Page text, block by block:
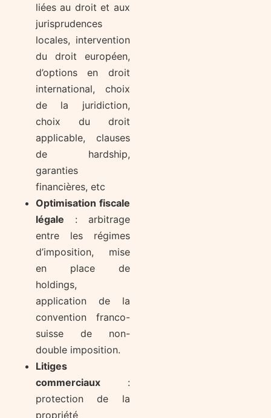
liées au droit et aux
jurisprudences
locales, intervention
du droit européen,
d’options en droit
international, choix
de la juridiction,
choix du droit
applicable, clauses
de hardship,
garanties
financières, etc
Optimisation fiscale
légale : arbitrage
entre les régimes
d’imposition, mise
en place de
holdings,
application de la
convention franco-
suisse de non-
double imposition.
Litiges
commerciaux:
protection de la
propriété